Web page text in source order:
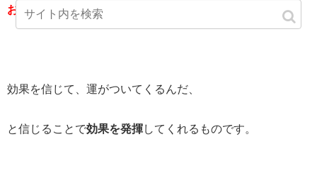
おまじないの効果を信じることです。
効果を信じて、運がついてくるんだ、
と信じることで効果を発揮してくれるものです。